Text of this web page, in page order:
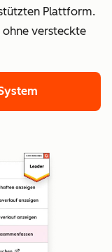
Plattform.
ohne versteckte